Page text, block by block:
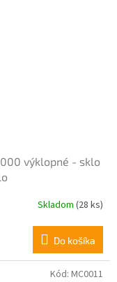
výklopné - sklo
Skladom(28 ks)
Do košíka
Kód: MC0011